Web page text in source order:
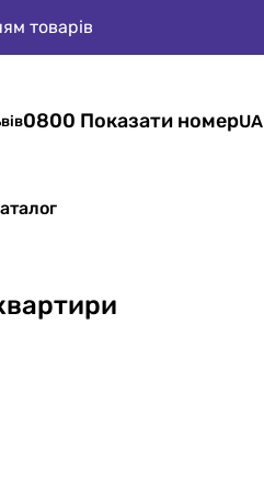
товарів
0800 Показати номерUA